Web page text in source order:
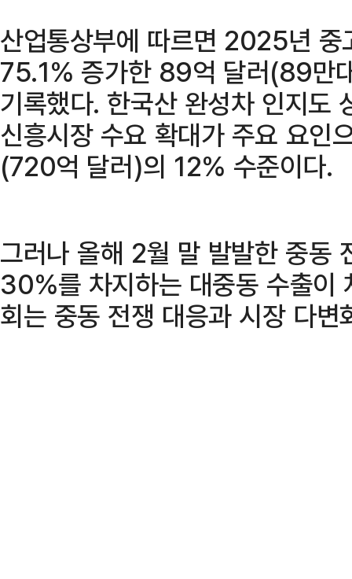
산업통상부에 따르면 2025년 중
75.1% 증가한 89억 달러(89만
기록했다. 한국산 완성차 인지도
신흥시장 수요 확대가 주요 요인
(720억 달러)의 12% 수준이다.
그러나 올해 2월 말 발발한 중동
30%를 차지하는 대중동 수출이
회는 중동 전쟁 대응과 시장 다변